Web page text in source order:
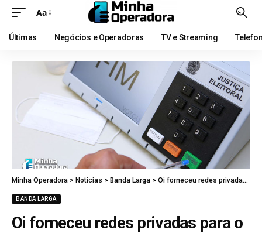
Aa
Últimas Negócios e Operadoras TV e Streaming
Minha Operadora > Notícias > Banda Larga > Oi forneceu redes privadas para o TSE durante as eleições de 2020
BANDA LARGA
Oi forneceu redes privadas para o